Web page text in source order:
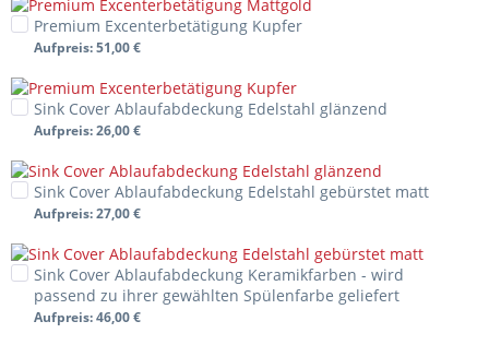
Premium Excenterbetätigung Kupfer
Aufpreis: 51,00 €
Sink Cover Ablaufabdeckung Edelstahl glänzend
Aufpreis: 26,00 €
Sink Cover Ablaufabdeckung Edelstahl gebürstet matt
Aufpreis: 27,00 €
Sink Cover Ablaufabdeckung Keramikfarben - wird
passend zu ihrer gewählten Spülenfarbe geliefert
Aufpreis: 46,00 €